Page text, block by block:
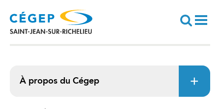
contenu
principal
Recherche
À propos du Cégep